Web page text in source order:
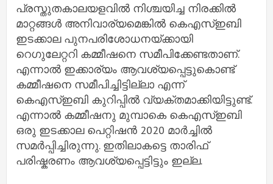
പ്രസ്തുതകാലയളവിൽ നിശ്ചയിച്ച നിരക്കിൽ
മാറ്റങ്ങൾ അനിവാര്യമെങ്കിൽ കെഎസ്ഇബി
ഇടക്കാല പുനപരിശോധനയ്ക്കായി
റെഗുലേറ്ററി കമ്മീഷനെ സമീപിക്കേണ്ടതാണ്.
എന്നാൽ ഇക്കാര്യം ആവശ്യപ്പെട്ടുകൊണ്ട്
കമ്മീഷനെ സമീപിച്ചിട്ടില്ലാ എന്ന്
കെഎസ്ഇബി കുറിപ്പിൽ വ്യക്തമാക്കിയിട്ടുണ്ട്.
എന്നാൽ കമ്മീഷനു മുമ്പാകെ കെഎസ്ഇബി
ഒരു ഇടക്കാല പെറ്റിഷൻ 2020 മാർച്ചിൽ
സമർപ്പിച്ചിരുന്നു. ഇതിലാകട്ടെ താരിഫ്
പരിഷ്കരണം ആവശ്യപ്പെട്ടിട്ടും ഇല്ല.